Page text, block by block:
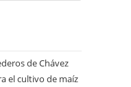
de Chávez
el cultivo de maíz